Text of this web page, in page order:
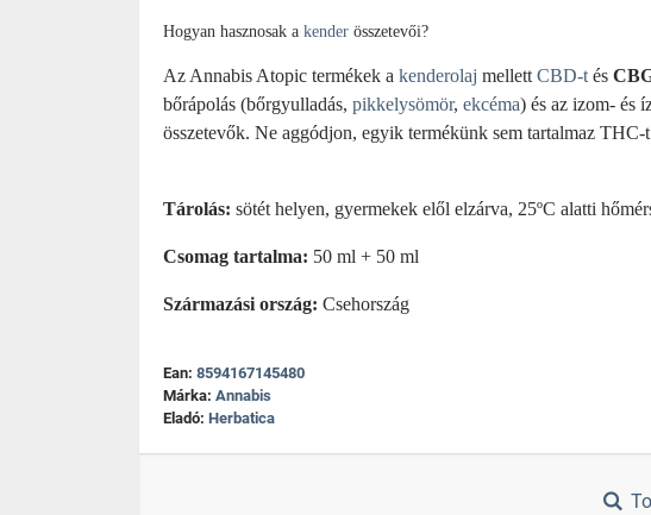
Hogyan hasznosak a kender összetevői?
Az Annabis Atopic termékek a kenderolaj mellett CBD-t és
bőrápolás (bőrgyulladás, pikkelysömör, ekcéma) és az izom- és
összetevők. Ne aggódjon, egyik termékünk sem tartalmaz THC-
Tárolás: sötét helyen, gyermekek elől elzárva, 25ºC alatti
Csomag tartalma: 50 ml + 50 ml
Származási ország: Csehország
Ean: 8594167145480
Márka: Annabis
Eladó: Herbatica